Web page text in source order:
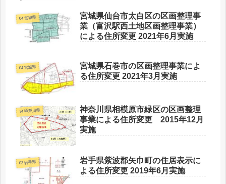
04 宮城県
宮城県仙台市太白区の区画整理事
業（富沢駅西土地区画整理事業）
による住所変更 2021年6月実施
04 宮城県
宮城県石巻市の区画整理事業によ
る住所変更 2021年3月実施
14 神奈川県
神奈川県相模原市緑区の区画整理
事業による住所変更 2015年12月
実施
03 岩手県
岩手県紫波郡矢巾町の住居表示に
よる住所変更 2019年6月実施